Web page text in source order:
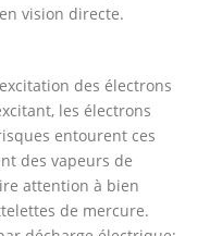
vision directe.
des électrons
les électrons
entourent ces
des vapeurs de
attention à bien
de mercure.